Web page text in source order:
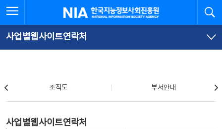
문
로
가
체
뉴
바
가
한국지능정보사회진흥원
사업별웹사이트연락처
조직도 부서안내
사업별웹사이트연락처